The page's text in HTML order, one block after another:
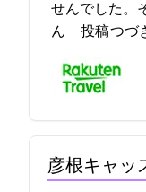
せんでした。
ん… 2021-09-09 19:57:30投稿つづ
彦根キャ